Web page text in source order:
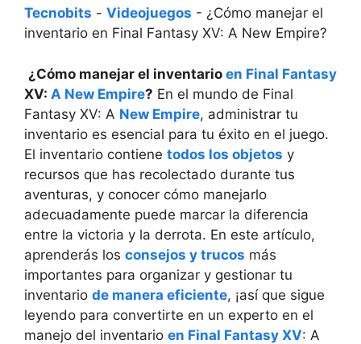
Tecnobits - Videojuegos - ¿Cómo manejar el
inventario en Final Fantasy XV: A New Empire?
¿Cómo‌ manejar el inventario en Final Fantasy
XV: A New Empire? En el ‌mundo de ⁤Final ​
Fantasy XV: A New Empire, administrar⁢ tu
inventario es esencial para tu éxito en el‌ juego.
El⁢ inventario contiene⁢ todos los objetos y
recursos ‌que has recolectado durante tus
aventuras, y⁣ conocer ‍cómo manejarlo
adecuadamente puede marcar la diferencia⁢
entre la victoria y la derrota. En este artículo,
aprenderás los consejos y trucos ‌más
importantes para organizar y gestionar tu
inventario de manera eficiente, ¡así que sigue
leyendo para convertirte en un experto en el
manejo del inventario en Final Fantasy XV: ​A